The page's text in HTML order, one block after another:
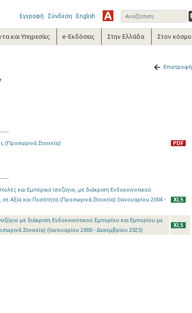
Εγγραφή Σύνδεση English
και Υπηρεσίες e-Εκδόσεις Στην Ελλάδα Στον κόσμο
Επιστροφή
(Προσωρινά Στοιχεία)
και Εμπόρικό Ισοζύγιο, με διάκριση Ενδοκοινοτικού
Αξία και Ποσότητα (Προσωρινά Στοιχεία) (Ιανουαρίου 2004 -
με διάκριση Ενδοκοινοτικού Εμπορίου και Εμπορίου με
Στοιχεία) (Ιανουαρίου 2000 - Δεκεμβρίου 2025)